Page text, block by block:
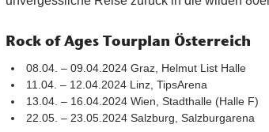
Rock of Ages Tourplan Österreich
08.04. – 09.04.2024 Graz, Helmut List Halle
11.04. – 12.04.2024 Linz, TipsArena
13.04. – 16.04.2024 Wien, Stadthalle (Halle F)
22.05. – 23.05.2024 Salzburg, Salzburgarena